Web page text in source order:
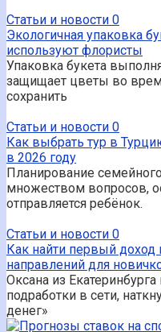
Статьи и новости 0
Экологичная упаковка
используют флористы
Упаковка букета
защищает цветы во
сохранить
Статьи и новости 0
Как выбрать тур в
в 2026 году
Планирование
множеством вопросов,
отправляется ребёнок.
Статьи и новости 0
Как найти первый доход
направлений для
Оксана из
подработки в сети,
денег»